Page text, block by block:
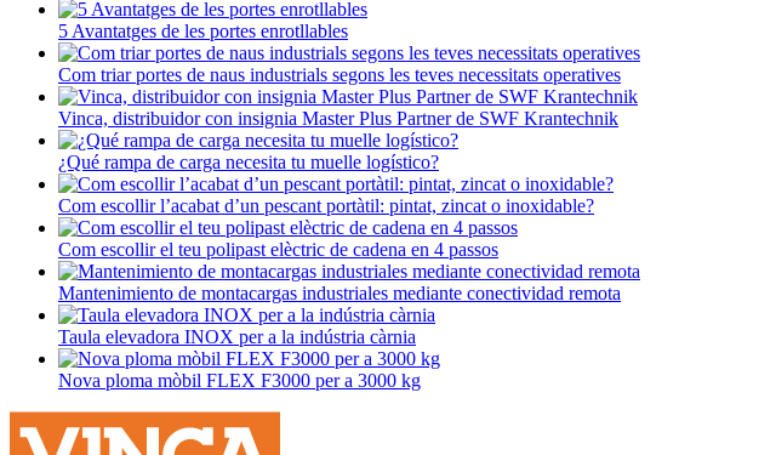
5 Avantatges de les portes enrotllables
Com triar portes de naus industrials segons les teves necessitats operatives
Vinca, distribuidor con insignia Master Plus Partner de SWF Krantechnik
¿Qué rampa de carga necesita tu muelle logístico?
Com escollir l’acabat d’un pescant portàtil: pintat, zincat o inoxidable?
Com escollir el teu polipast elèctric de cadena en 4 passos
Mantenimiento de montacargas industriales mediante conectividad remota
Taula elevadora INOX per a la indústria càrnia
Nova ploma mòbil FLEX F3000 per a 3000 kg